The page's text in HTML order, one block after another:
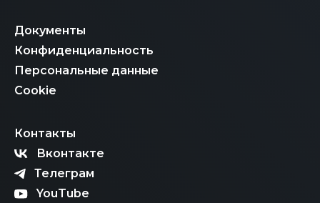
Документы
Конфиденциальность
Персональные данные
Cookie
Контакты
Вконтакте
Телеграм
YouTube